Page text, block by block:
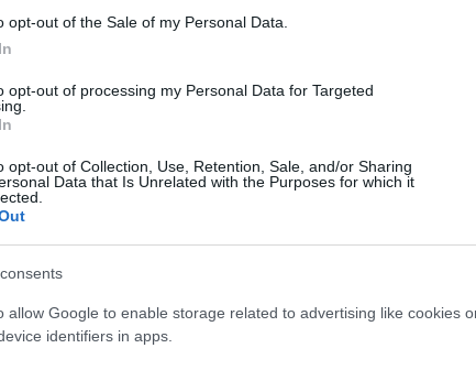
opt-out of the Sale of my Personal Data.
opt-out of processing my Personal Data for Targeted
opt-out of Collection, Use, Retention, Sale, and/or Sharing
Data that Is Unrelated with the Purposes for which it
allow Google to enable storage related to advertising like cookies
identifiers in apps.
éves a Bagossy Brothers Company és ezt egy
Parkban. Torta, aranyeső, diszkóláz! A
zenekar fő csapásiránya a dallamos indie,
"telitorokbólüvöltős" szövegekkel fűszerezve.
tudhat magáénak, mint a Van egy
Valahol itt című slágerük. Nagy sikerrel léptek
fesztiválokon, klubokban, a közönség
is kivívták: a Nagy-szín-pad
tavaly pedig Fonogram-díjra és Petőfi Zenei